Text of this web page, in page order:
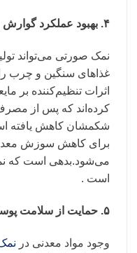
۴. بهبود عملکرد گوارش و کاهش نفخ
نمک صورتی می‌تواند
غذاهای سنگین و چرب
اثرات تنظیم‌کننده بر
کرده‌اند که پس از
شکمشان کاهش یافته
برای کاهش سوزش
می‌شود.بدهی است که
است .
۵. حمایت از سلامت پوست
وجود مواد معدنی در